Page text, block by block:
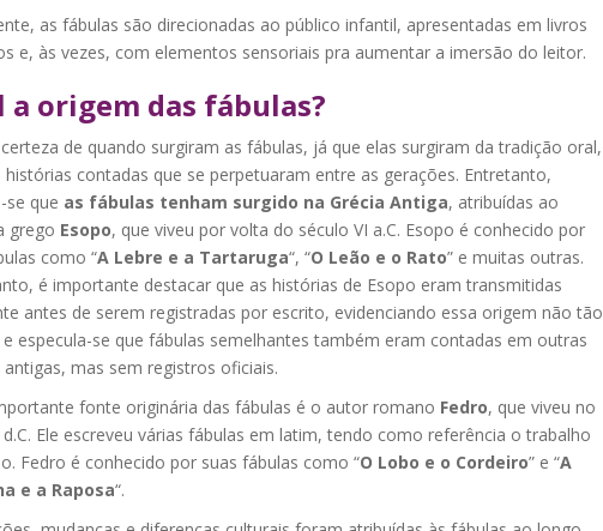
as fábulas são direcionadas ao público infantil, apresentadas em livros
e, às vezes, com elementos sensoriais pra aumentar a imersão do leitor.
a origem das fábulas?
de quando surgiram as fábulas, já que elas surgiram da tradição oral,
histórias contadas que se perpetuaram entre as gerações. Entretanto,
se que as fábulas tenham surgido na Grécia Antiga, atribuídas ao
grego Esopo, que viveu por volta do século VI a.C. Esopo é conhecido por
como “A Lebre e a Tartaruga“, “O Leão e o Rato” e muitas outras.
é importante destacar que as histórias de Esopo eram transmitidas
antes de serem registradas por escrito, evidenciando essa origem não tão
e especula-se que fábulas semelhantes também eram contadas em outras
antigas, mas sem registros oficiais.
fonte originária das fábulas é o autor romano Fedro, que viveu no
Ele escreveu várias fábulas em latim, tendo como referência o trabalho
Fedro é conhecido por suas fábulas como “O Lobo e o Cordeiro” e “A
e a Raposa“.